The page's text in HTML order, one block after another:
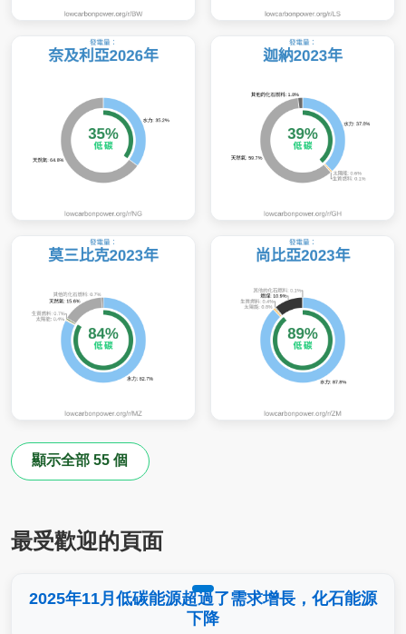
顯示全部 55 個
最受歡迎的頁面
2025年11月低碳能源超過了需求增長，化石能源
下降